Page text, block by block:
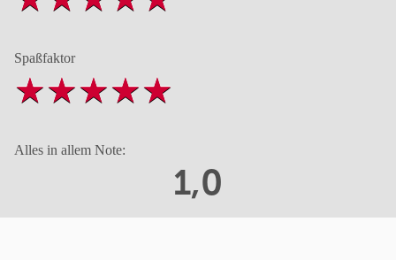
Spaßfaktor
Alles in allem Note:
1,0